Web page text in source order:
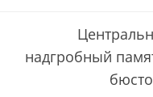
надгробный